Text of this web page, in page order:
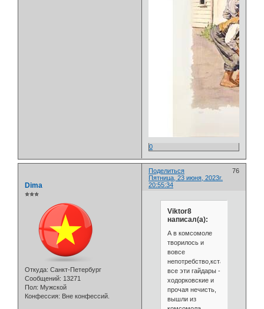
0
Поделиться
76
Пятница, 23 июня, 2023г.
20:55:34
Dima
⭐⭐⭐
Откуда: Санкт-Петербург
Сообщений: 13271
Пол: Мужской
Конфессия: Вне конфессий.
Viktor8
написал(а):
А в комсомоле
творилось и
вовсе
непотребство,кстати
все эти гайдары -
ходорковские и
прочая нечисть,
вышли из